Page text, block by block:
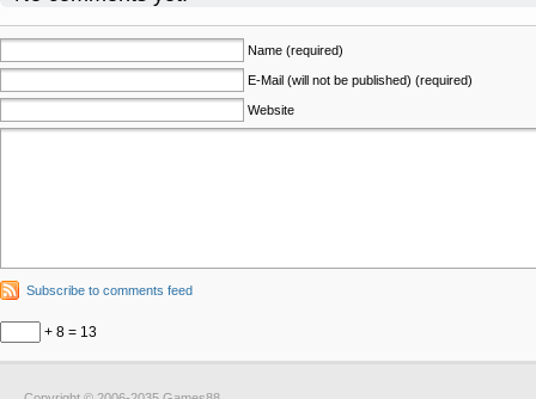
Name (required)
E-Mail (will not be published) (required)
Website
Subscribe to comments feed
+ 8 = 13